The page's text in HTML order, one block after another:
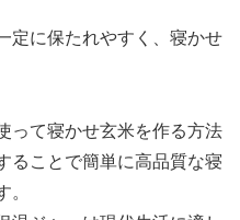
定に保たれやすく、寝かせ
って寝かせ玄米を作る方法
ることで簡単に高品質な寝
。